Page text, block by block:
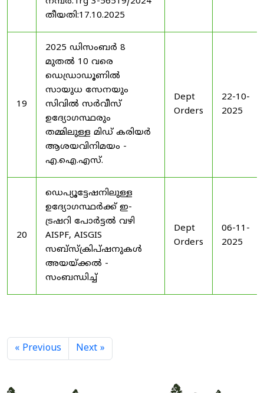
തീയതി:17.10.2025
19
2025 ഡിസംബർ 8
മുതൽ 10 വരെ
ഡെഡ്രാഡൂണിൽ
സായുധ സേനയും
സിവിൽ സർവീസ്
ഉദ്യോഗസ്ഥരും
തമ്മിലുള്ള മിഡ് കരിയർ
ആശയവിനിമയം -
എ.ഐ.എസ്.
Dept
Orders
22-10-
2025
20
ഡെപ്യൂട്ടേഷനിലുള്ള
ഉദ്യോഗസ്ഥർക്ക് ഇ-
ട്രഷറി പോർട്ടൽ വഴി
AISPF, AISGIS
സബ്‌സ്‌ക്രിപ്‌ഷനുകൾ
അയയ്ക്കൽ -
സംബന്ധിച്ച്
Dept
Orders
06-11-
2025
« Previous Next »